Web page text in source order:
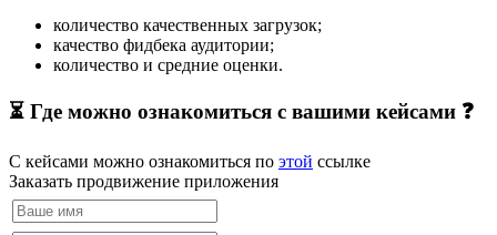
количество качественных загрузок;
качество фидбека аудитории;
количество и средние оценки.
⏳ Где можно ознакомиться с вашими кейсами ❓
С кейсами можно ознакомиться по этой ссылке
Заказать продвижение приложения